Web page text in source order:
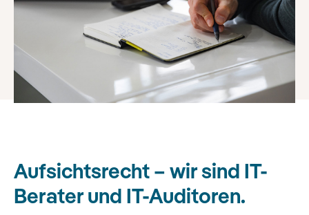
Aufsichtsrecht – wir sind IT-
Berater und IT-Auditoren.